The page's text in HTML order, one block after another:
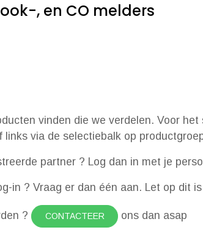
, en CO melders
vinden die we verdelen. Voor
links via de selectiebalk op
partner ? Log dan in met je
in ? Vraag er dan één aan. Let op dit
? CONTACTEER ons dan asap